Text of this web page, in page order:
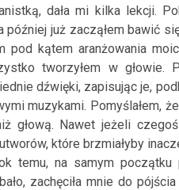
dała mi kilka lekcji.
już zacząłem bawić
pod kątem aranżowania
tworzyłem w głowie.
dźwięki, zapisując je,
muzykami. Pomyślałem,
głową. Nawet jeżeli
które brzmiałyby
temu, na samym
zachęciła mnie do